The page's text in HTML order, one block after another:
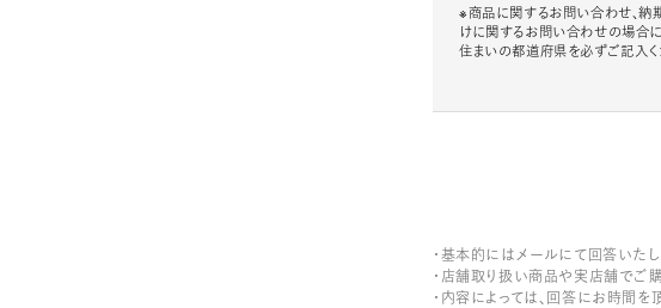
※商品に関するお問い合わせ、納
けに関するお問い合わせの場合
住まいの都道府県を必ずご記入く
・基本的にはメールにて回答いた
・店舗取り扱い商品や実店舗でご
・内容によっては、回答にお時間を